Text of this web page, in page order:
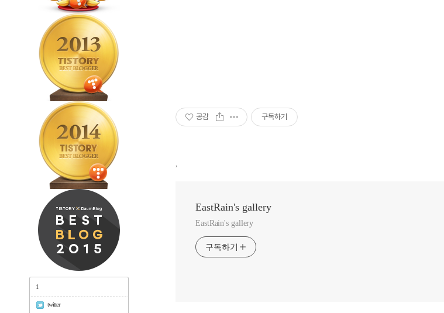
1
twitter
공감 구독하기
,
EastRain's gallery
EastRain's gallery
구독하기